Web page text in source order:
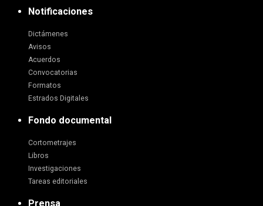
Notificaciones
Dictámenes
Avisos
Acuerdos
Convocatorias
Formatos
Estrados Digitales
Fondo documental
Cortometrajes
Libros
Investigaciones
Tareas editoriales
Prensa